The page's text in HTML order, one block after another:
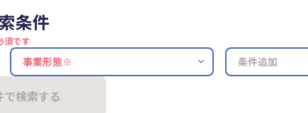
条件
須です
条件追加
で検索する